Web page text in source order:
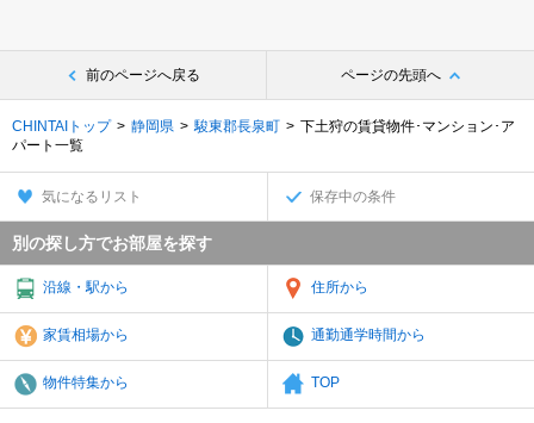
前のページへ戻る ページの先頭へ
CHINTAIトップ 静岡県 駿東郡長泉町
下土狩の賃貸物件･マンション･ア
パート一覧
気になるリスト 保存中の条件
別の探し方でお部屋を探す
沿線・駅から 住所から
家賃相場から 通勤通学時間から
物件特集から TOP